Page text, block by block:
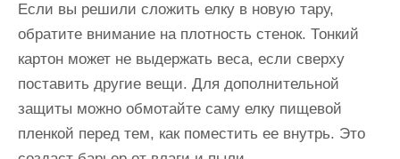
Если вы решили сложить елку в новую тару,
обратите внимание на плотность стенок. Тонкий
картон может не выдержать веса, если сверху
поставить другие вещи. Для дополнительной
защиты можно обмотайте саму елку пищевой
пленкой перед тем, как поместить ее внутрь. Это